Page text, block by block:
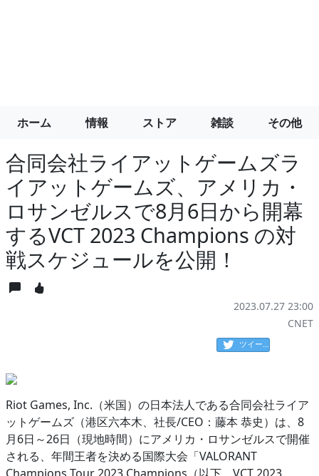
ホーム 情報 ストア 雑談 その他
合同会社ライアットゲームズラ
イアットゲームズ、アメリカ・
ロサンゼルスで8月6日から開幕
するVCT 2023 Champions の対
戦スケジュールを公開！
2023.07.27 23:00
CNET
ツイート
Riot Games, Inc.（米国）の日本法人である合同会社ライア
ットゲームズ（港区六本木、社長/CEO：藤本 恭史）は、8
月6日～26日（現地時間）にアメリカ・ロサンゼルスで開催
される、年間王者を決める国際大会「VALORANT